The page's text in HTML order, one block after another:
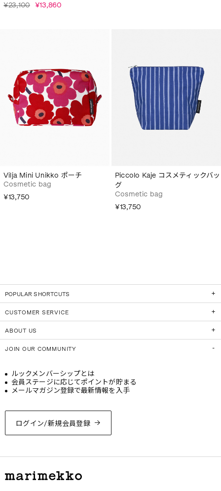
¥23,100 ¥13,860
Vilja Mini Unikko ポーチ
Cosmetic bag
¥13,750
Piccolo Kaje コスメティックバッ
グ
Cosmetic bag
¥13,750
POPULAR SHORTCUTS
CUSTOMER SERVICE
ABOUT US
JOIN OUR COMMUNITY
ログイン/新規会員登録
ルックメンバーシップとは
会員ステージに応じてポイントが貯まる
メールマガジン登録で最新情報を入手